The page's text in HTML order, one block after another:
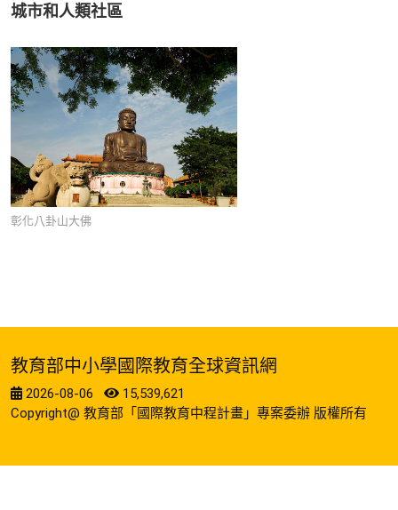
城市和人類社區
彰化八卦山大佛
教育部中小學國際教育全球資訊網
2026-08-06
15,539,621
Copyright@ 教育部「國際教育中程計畫」專案委辦 版權所有